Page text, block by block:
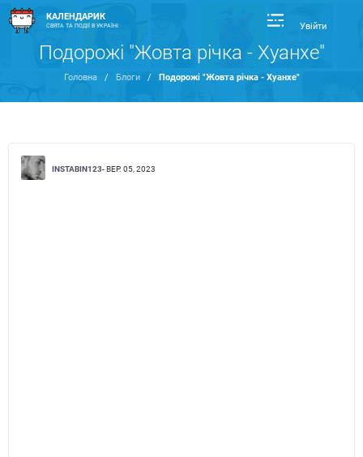
КАЛЕНДАРИК
СВЯТА ТА ПОДІЇ В УКРАЇНІ Увійти
Подорожі "Жовта річка - Хуанхе"
Головна / Блоги / Подорожі "Жовта річка - Хуанхе"
INSTABIN123- ВЕР. 05, 2023